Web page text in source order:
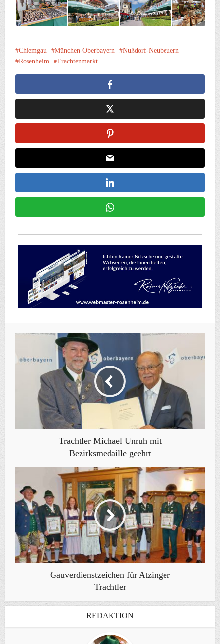
Chiemgau München-Oberbayern
Nußdorf-Neubeuern
Rosenheim
Trachtenmarkt
Trachtler Michael Unruh mit
Bezirksmedaille geehrt
Gauverdienstzeichen für Atzinger
Trachtler
REDAKTION